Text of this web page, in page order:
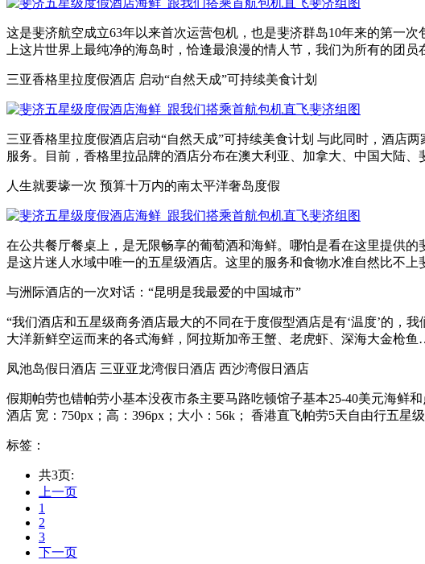
这是斐济航空成立63年以来首次运营包机，也是斐济群岛10年来的第一
上这片世界上最纯净的海岛时，恰逢最浪漫的情人节，我们为所有的团员
三亚香格里拉度假酒店 启动“自然天成”可持续美食计划
三亚香格里拉度假酒店启动“自然天成”可持续美食计划 与此同时，酒店
服务。目前，香格里拉品牌的酒店分布在澳大利亚、加拿大、中国大陆、
人生就要壕一次 预算十万内的南太平洋奢岛度假
在公共餐厅餐桌上，是无限畅享的葡萄酒和海鲜。哪怕是看在这里提供的
是这片迷人水域中唯一的五星级酒店。这里的服务和食物水准自然比不上
与洲际酒店的一次对话：“昆明是我最爱的中国城市”
“我们酒店和五星级商务酒店最大的不同在于度假型酒店是有‘温度’的
大洋新鲜空运而来的各式海鲜，阿拉斯加帝王蟹、老虎虾、深海大金枪鱼
凤池岛假日酒店 三亚亚龙湾假日酒店 西沙湾假日酒店
假期帕劳也错帕劳小基本没夜市条主要马路吃顿馆子基本25-40美元海鲜
酒店 宽：750px；高：396px；大小：56k； 香港直飞帕劳5天自由行五星
标签：
共3页:
上一页
1
2
3
下一页